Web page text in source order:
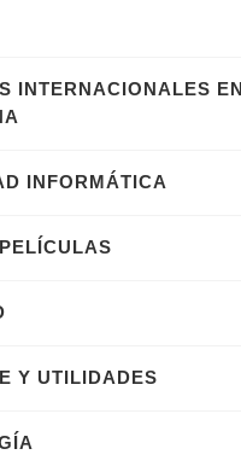
INTERNACIONALES EN
INFORMÁTICA
Y UTILIDADES